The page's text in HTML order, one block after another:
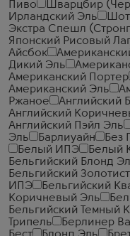
Пиво Шварцбир
Ирландский Эль
Экстра Спешл
Японский Рисовый
Айсбок
Дикий Эль
Американский Портер
Американский Эль
Ржаное
Английский
Английский
Английский Пэйл Эль
Эль
Барлиуайн Без
Белый ИПЭ
Белый
Бельгийский Блонд
Бельгийский
ИПЭ
Бельгийский
Коричневый Эль
Бельгийский Темный
Трипель
Берлинер